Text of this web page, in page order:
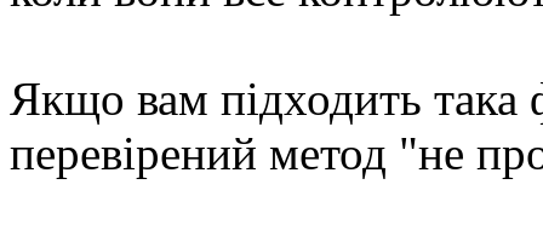
Якщо вам підходить така
перевірений метод "не